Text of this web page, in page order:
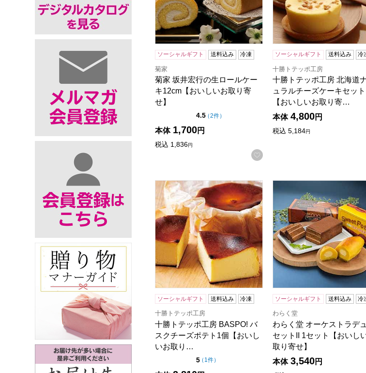
ソーシャルギフト 送料込み 冷凍
菊家
菊家 坂井宏行の生ロールケー
キ12cm【おいしいお取り寄
せ】
4.5点（5点満点中）
（2件の評価
）
本体 1,700円
税込 1,836円
お気に入りに登録する
ソーシャルギフト 送料込み 冷
十勝トテッポ工房
十勝トテッポ工房 北海道
ュラルチーズケーキセット
【おいしいお取り寄…
本体 4,800円
税込 5,184円
十勝トテッポ工房 BASPO! バスクチーズポテト1個【おいし
ソーシャルギフト 送料込み 冷凍
十勝トテッポ工房
十勝トテッポ工房 BASPO! バ
スクチーズポテト1個【おいし
いお取り…
5点（5点満点中）
（ 1件の評価
）
ソーシャルギフト 送料込み 冷
わらく堂
わらく堂 オーケストラデ
セットII 1セット【おいし
取り寄せ】
本体 3,540円